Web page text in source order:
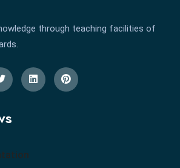
through teaching facilities of